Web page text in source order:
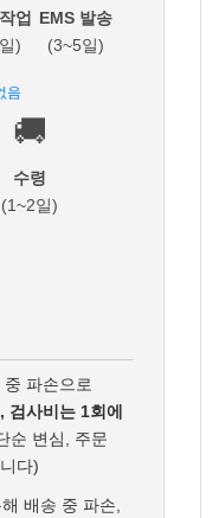
업
)
음
EMS 발송
(3~5일)
🚚
수령
(1~2일)
파손으로
검사비는 1회에
순 변심, 주문
다)
배송 중 파손,